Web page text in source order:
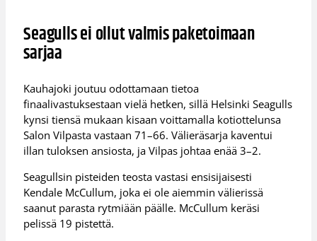
Seagulls ei ollut valmis paketoimaan
sarjaa
Kauhajoki joutuu odottamaan tietoa
finaalivastuksestaan vielä hetken, sillä Helsinki Seagulls
kynsi tiensä mukaan kisaan voittamalla kotiottelunsa
Salon Vilpasta vastaan 71–66. Välieräsarja kaventui
illan tuloksen ansiosta, ja Vilpas johtaa enää 3–2.
Seagullsin pisteiden teosta vastasi ensisijaisesti
Kendale McCullum, joka ei ole aiemmin välierissä
saanut parasta rytmiään päälle. McCullum keräsi
pelissä 19 pistettä.